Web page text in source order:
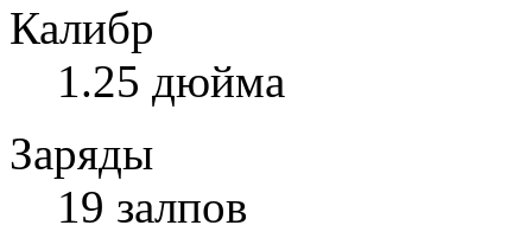
Калибр
1.25 дюйма
Заряды
19 залпов